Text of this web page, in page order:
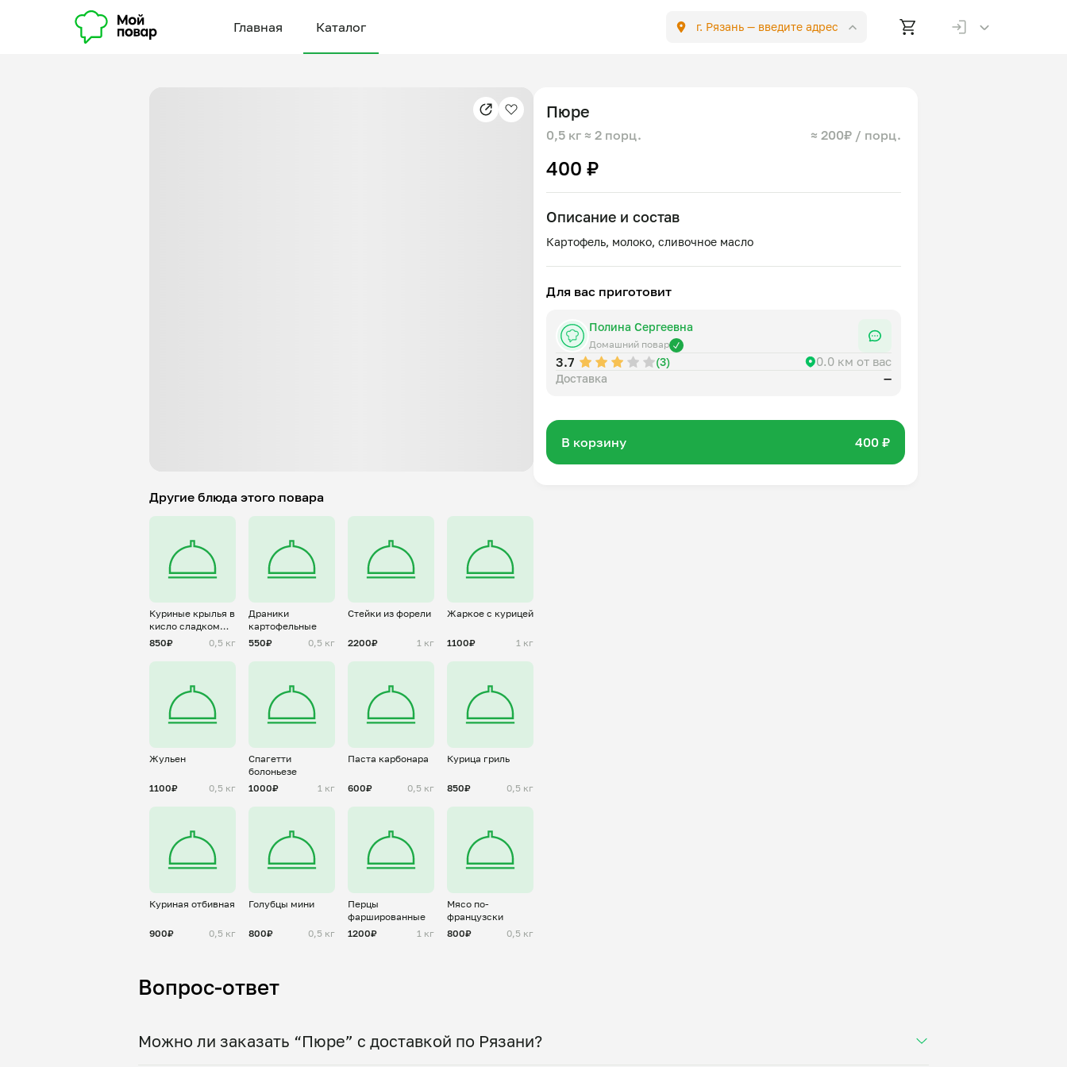
Главная Каталог г. Рязань — введите адрес
Другие блюда этого повара
Куриные крылья в
кисло сладком
соусе
850₽ 0,5 кг
Драники
картофельные
550₽
0,5 кг
Стейки из форели
2200₽ 1 кг
Жаркое с курицей
1100₽ 1 кг
Жульен
1100₽ 0,5 кг
Спагетти
болоньезе
1000₽
1 кг
Паста карбонара
600₽ 0,5 кг
Курица гриль
850₽ 0,5 кг
Куриная отбивная
900₽ 0,5 кг
Голубцы мини
800₽ 0,5 кг
Перцы
фаршированные
1200₽
1 кг
Мясо по-
французски
800₽
0,5 кг
Пюре
0,5 кг ≈ 2 порц. ≈ 200₽ / порц.
400 ₽
Описание и состав
Для вас приготовит
Полина Сергеевна
Домашний повар
3.7 (3) 0.0 км от вас
Доставка —
В корзину 400 ₽
Вопрос-ответ
Можно ли заказать “Пюре” с доставкой по Рязани?